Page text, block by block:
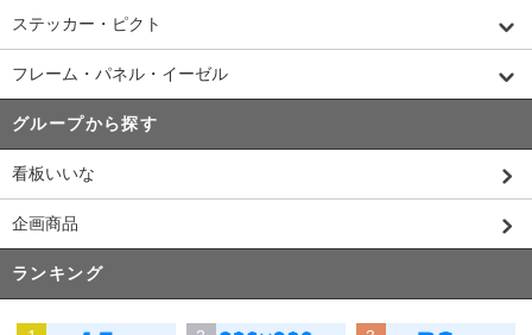
ステッカー・ピクト
フレーム・パネル・イーゼル
グループから探す
看板いいな
企画商品
ランキング